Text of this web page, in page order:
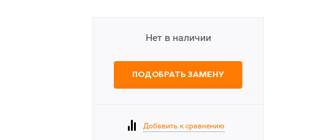
Нет в наличии
ПОДОБРАТЬ ЗАМЕНУ
Добавить к сравнению